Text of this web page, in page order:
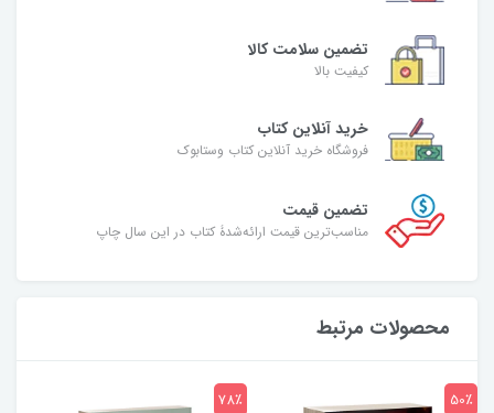
تضمین سلامت کالا
کیفیت بالا
خرید آنلاین کتاب
فروشگاه خرید آنلاین کتاب وستابوک
تضمین قیمت
مناسب‌ترین قیمت ارائه‌شدۀ کتاب در این سال چاپ
محصولات مرتبط
50٪ 78٪